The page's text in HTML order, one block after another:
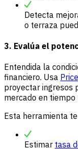
Detecta
o terraza
3. Evalúa el
Entendida la
financiero. Usa
proyectar ingresos
mercado en tiempo
Esta herramienta
Estimar tasa